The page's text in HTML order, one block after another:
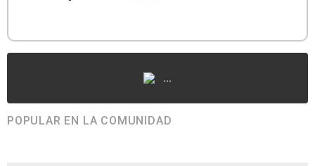
...
POPULAR EN LA COMUNIDAD